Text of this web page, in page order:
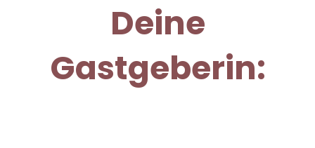
Deine
Gastgeberin: